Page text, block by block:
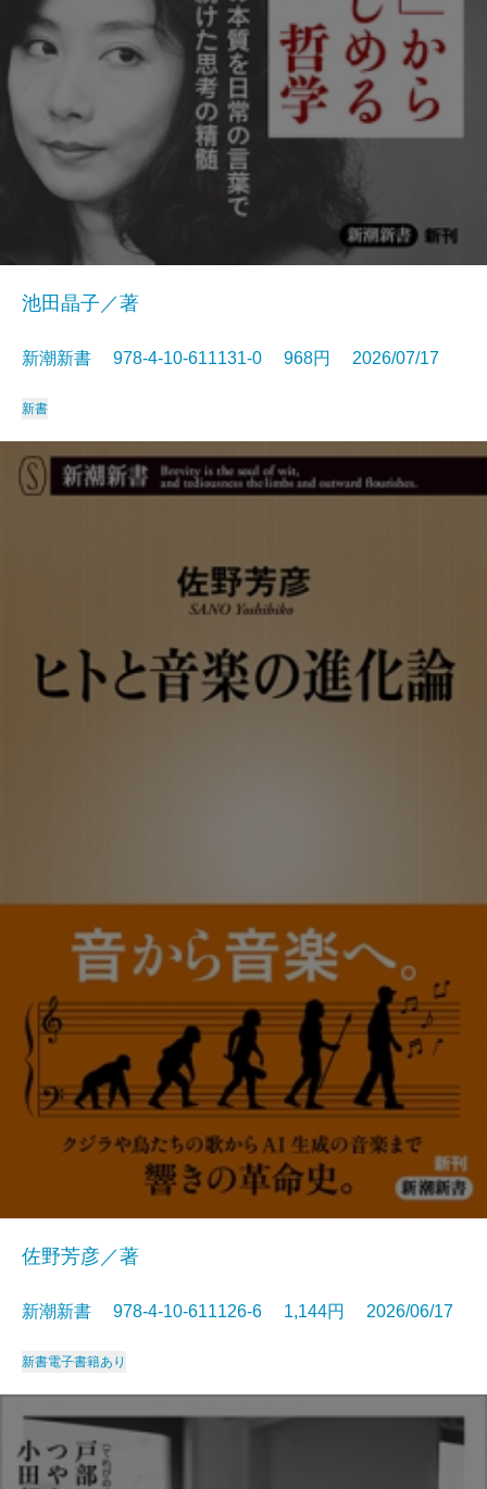
池田晶子／著
新潮新書 978-4-10-611131-0 968円 2026/07/17
新書
佐野芳彦／著
新潮新書 978-4-10-611126-6 1,144円 2026/06/17
新書電子書籍あり